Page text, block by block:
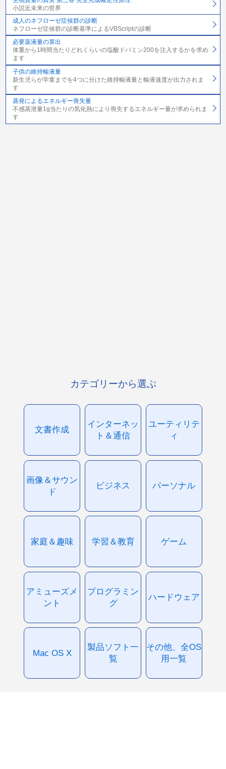
小説近未来の世界
成人のネフローゼ症候群の診断
ネフローゼ症候群の診断基準によるVBScriptの診断
必要薬液量の算出
体重から1時間当たりどれくらいの塩酸ドバミン200を注入するかを求め
ます
子供の維持輸液量
新生児らが学童までを4つに分けた維持輸液量と輸液速度が出力されま
す
蒸発によるエネルギー喪失量
不感蒸泄量1g当たりの気化熱により喪失するエネルギー量が求められま
す
カテゴリーから選ぶ
文書作成
インターネッ
ト＆通信
ユーティリテ
ィ
画像＆サウン
ド
ビジネス パーソナル
家庭＆趣味 学習＆教育 ゲーム
アミューズメ
ント
プログラミン
グ
ハードウェア
Mac OS X
製品ソフト一
覧
その他、全OS
用一覧